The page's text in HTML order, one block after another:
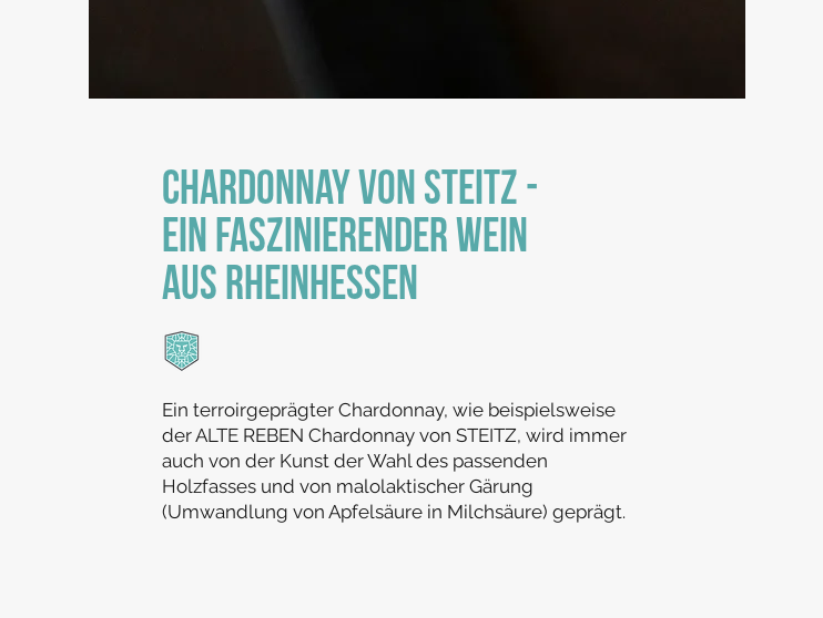
Chardonnay von Steitz -
ein faszinierender Wein
aus Rheinhessen
Ein terroirgeprägter Chardonnay, wie beispielsweise
der ALTE REBEN Chardonnay von STEITZ, wird immer
auch von der Kunst der Wahl des passenden
Holzfasses und von malolaktischer Gärung
(Umwandlung von Apfelsäure in Milchsäure) geprägt.